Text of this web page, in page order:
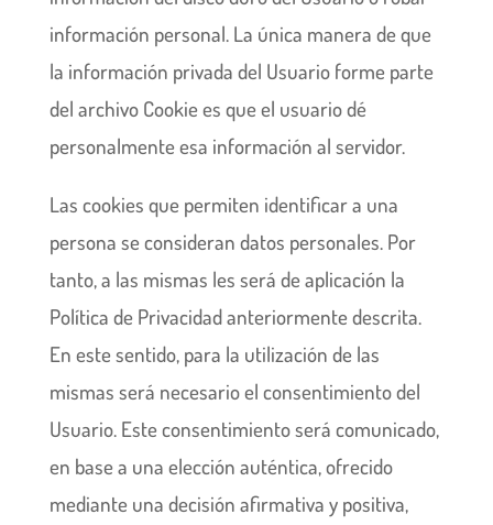
información personal. La única manera de que
la información privada del Usuario forme parte
del archivo Cookie es que el usuario dé
personalmente esa información al servidor.
Las cookies que permiten identificar a una
persona se consideran datos personales. Por
tanto, a las mismas les será de aplicación la
Política de Privacidad anteriormente descrita.
En este sentido, para la utilización de las
mismas será necesario el consentimiento del
Usuario. Este consentimiento será comunicado,
en base a una elección auténtica, ofrecido
mediante una decisión afirmativa y positiva,